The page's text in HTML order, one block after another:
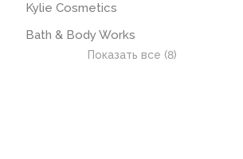
Kylie Cosmetics
Bath & Body Works
Показать все (8)